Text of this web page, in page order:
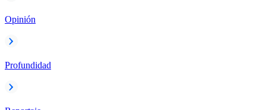
Opinión
Profundidad